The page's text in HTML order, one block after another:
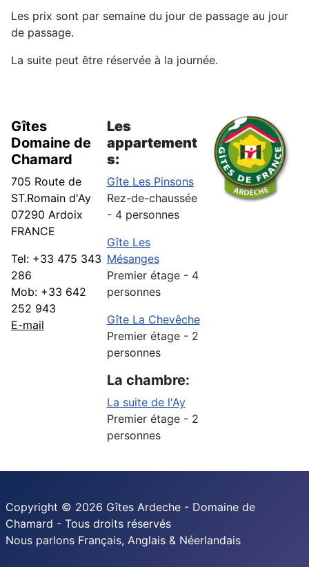
Les prix sont par semaine du jour de passage au jour
de passage.
La suite peut être réservée à la journée.
Gîtes
Domaine de
Chamard
705 Route de
ST.Romain d'Ay
07290 Ardoix
FRANCE
Tel: +33 475 343
286
Mob: +33 642
252 943
E-mail
Les
appartement
s:
Gîte Les Pinsons
Rez-de-chaussée
- 4 personnes
Gîte Les
Mésanges
Premier étage - 4
personnes
Gîte La Chevêche
Premier étage - 2
personnes
La chambre:
La suite de l'Ay
Premier étage - 2
personnes
Copyright © 2026 Gîtes Ardeche - Domaine de
Chamard - Tous droits réservés
Nous parlons Français, Anglais & Néerlandais